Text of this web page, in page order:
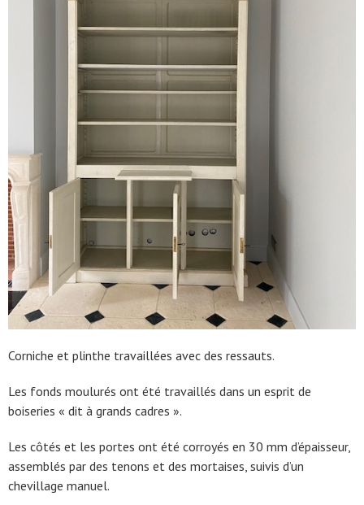
Corniche et plinthe travaillées avec des ressauts.
Les fonds moulurés ont été travaillés dans un esprit de
boiseries « dit à grands cadres ».
Les côtés et les portes ont été corroyés en 30 mm d’épaisseur,
assemblés par des tenons et des mortaises, suivis d’un
chevillage manuel.